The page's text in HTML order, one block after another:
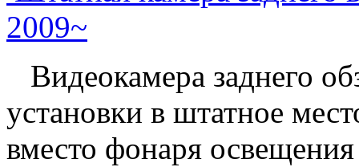
2009~
Видеокамера заднего
установки в штатное
вместо фонаря